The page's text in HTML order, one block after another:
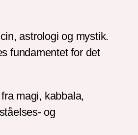
astrologi og mystik.
fundamentet for det
magi, kabbala,
og